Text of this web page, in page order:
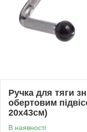
Ручка для тяги
обертовим
20x43см)
В наявності